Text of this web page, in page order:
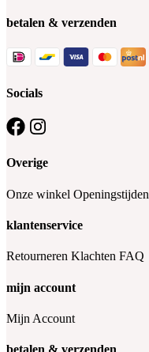
betalen & verzenden
Socials
Overige
Onze winkel Openingstijden
klantenservice
Retourneren Klachten FAQ
mijn account
Mijn Account
betalen & verzenden